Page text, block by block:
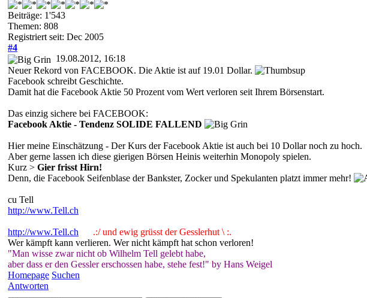
Beiträge: 1'543
Themen: 808
Registriert seit: Dec 2005
#4
19.08.2012, 16:18
Neuer Rekord von FACEBOOK. Die Aktie ist auf 19.01 Dollar.
Facebook schreibt Geschichte.
Damit hat die Facebook Aktie 50 Prozent vom Wert verloren seit Ihrem Börsenstart.
Das einzig sichere bei FACEBOOK:
Facebook Aktie - Tendenz SOLIDE FALLEND
Hier meine Einschätzung - Der Kurs der Facebook Aktie ist auch bei 10 Dollar noch zu hoch.
Aber gerne lassen ich diese gierigen Börsen Heinis weiterhin Monopoly spielen.
Kurz > Gier frisst Hirn!
Denn, die Facebook Seifenblase der Bankster, Zocker und Spekulanten platzt immer mehr!
cu Tell
http://www.Tell.ch
http://www.Tell.ch
.:/ und ewig grüsst der Gesslerhut \ :.
Wer kämpft kann verlieren. Wer nicht kämpft hat schon verloren!
"Man wisse zwar nicht ob Wilhelm Tell gelebt habe,
aber dass er den Gessler erschossen habe, stehe fest!" by Hans Weigel
Homepage Suchen
Antworten